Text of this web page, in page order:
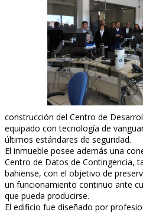
construcción del Centro de
equipado con tecnología de
últimos estándares de seguridad.
El inmueble posee además una
Centro de Datos de Contingencia,
bahiense, con el objetivo de
un funcionamiento continuo ante
que pueda producirse.
El edificio fue diseñado por